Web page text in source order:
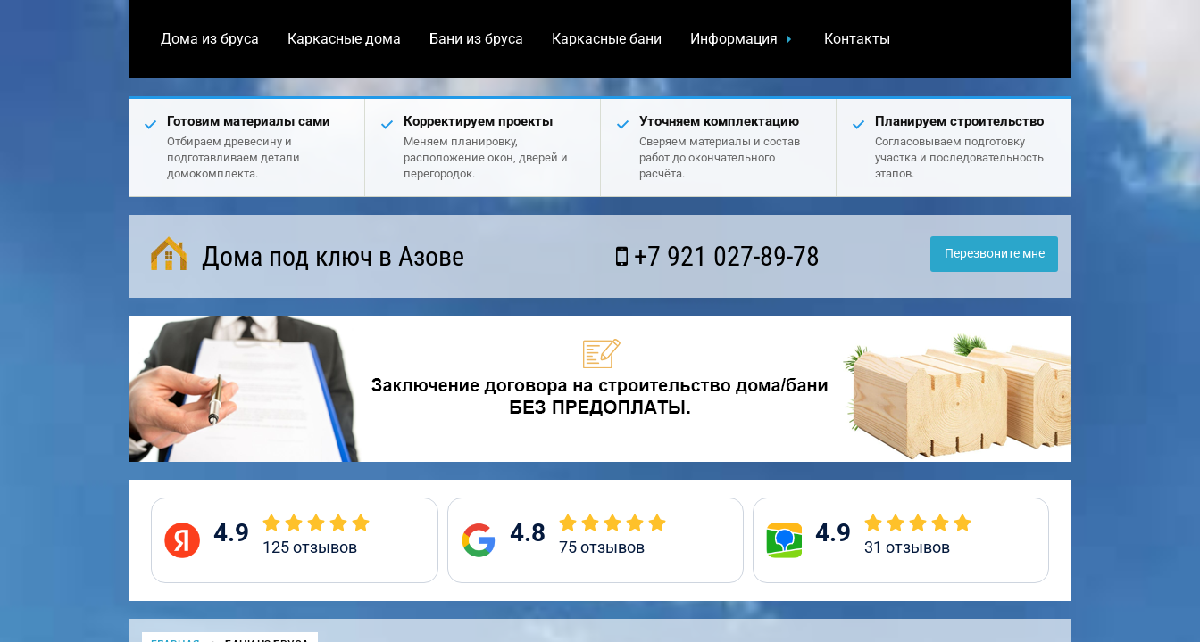
Дома из бруса Каркасные дома Бани из бруса Каркасные бани Информация Контакты
Готовим материалы сами
Отбираем древесину и
подготавливаем детали
домокомплекта.
Корректируем проекты
Меняем планировку,
расположение окон, дверей и
перегородок.
Уточняем комплектацию
Сверяем материалы и состав
работ до окончательного
расчёта.
Планируем строительство
Согласовываем подготовку
участка и последовательность
этапов.
Дома под ключ в Азове +7 921 027-89-78 Перезвоните мне
4.9 125отзывов 4.8 75отзывов 4.9 31 отзывов